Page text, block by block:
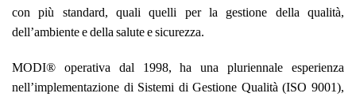
con più standard, quali quelli per la gestione della qualità,
dell’ambiente e della salute e sicurezza.
MODI® operativa dal 1998, ha una pluriennale esperienza
nell’implementazione di Sistemi di Gestione Qualità (ISO 9001),